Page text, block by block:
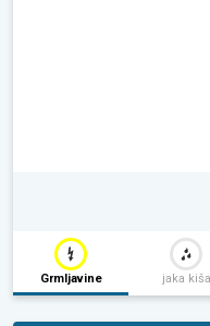
Grmljavine jaka kiša